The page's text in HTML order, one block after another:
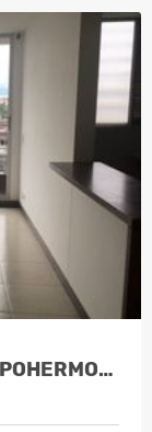
ALQUILER APARTAMENTO CAMPOHERMOSO…